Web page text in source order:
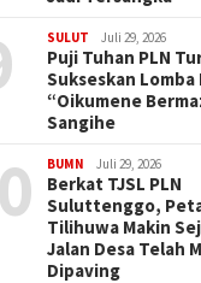
SULUT Juli 29, 2026
Puji Tuhan PLN
Sukseskan Lomba
“Oikumene
Sangihe
BUMN Juli 29, 2026
Berkat TJSL PLN
Suluttenggo,
Tilihuwa Makin
Jalan Desa Telah
Dipaving